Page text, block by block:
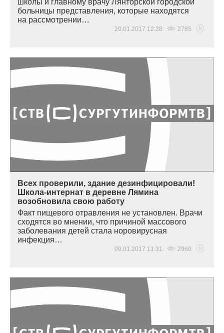
больницы представления, которые находятся
на рассмотрении…
20.01.2017 12:28 2785
Всех проверили, здание дезинфицировали!
Школа-интернат в деревне Лямина
возобновила свою работу
Факт пищевого отравления не установлен. Врачи
сходятся во мнении, что причиной массового
заболевания детей стала норовирусная
инфекция…
09.01.2017 11:31 2960